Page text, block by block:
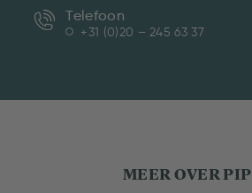
Telefoon
+31 (0)20 – 245 63 37
MEER OVER PIP